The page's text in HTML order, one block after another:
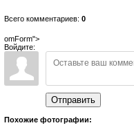
Всего комментариев: 0
omForm">
Войдите:
Отправить
Похожие фотографии: